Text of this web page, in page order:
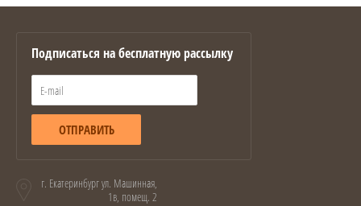
Подписаться на бесплатную рассылку
ОТПРАВИТЬ
г. Екатеринбург ул. Машинная,
1в, помещ. 2